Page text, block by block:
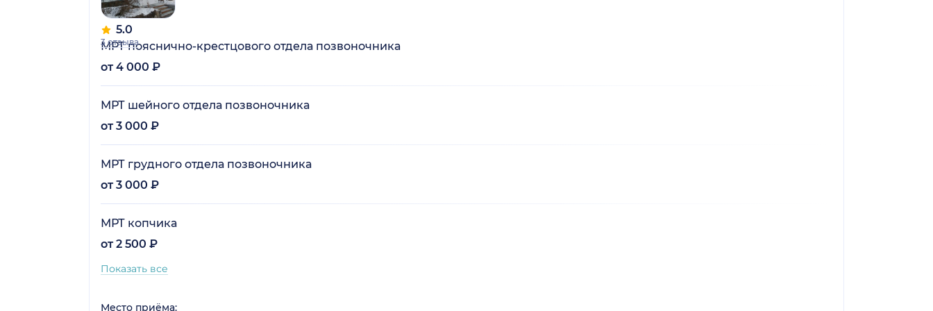
5.0
3 отзыва
МРТ пояснично-крестцового отдела позвоночника
от 4 000 ₽
МРТ шейного отдела позвоночника
от 3 000 ₽
МРТ грудного отдела позвоночника
от 3 000 ₽
МРТ копчика
от 2 500 ₽
Показать все
Место приёма: